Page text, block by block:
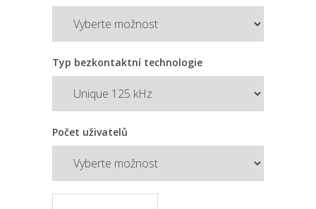
Typ bezkontaktní technologie
Počet uživatelů